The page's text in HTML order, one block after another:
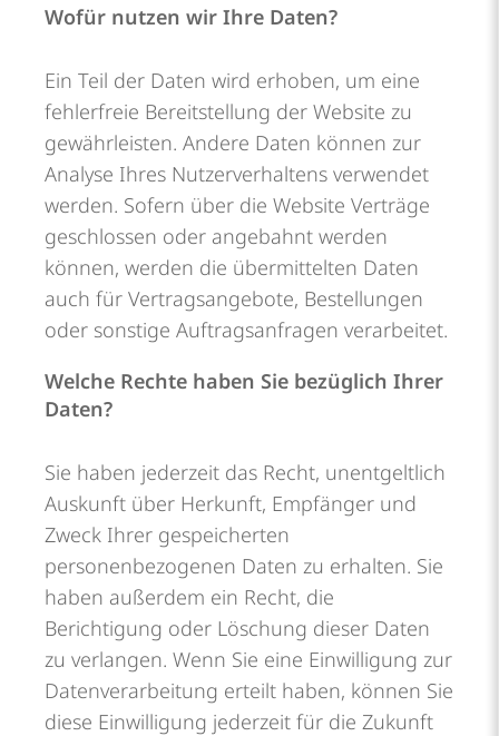
Wofür nutzen wir Ihre Daten?
Ein Teil der Daten wird erhoben, um eine
fehlerfreie Bereitstellung der Website zu
gewährleisten. Andere Daten können zur
Analyse Ihres Nutzerverhaltens verwendet
werden. Sofern über die Website Verträge
geschlossen oder angebahnt werden
können, werden die übermittelten Daten
auch für Vertragsangebote, Bestellungen
oder sonstige Auftragsanfragen verarbeitet.
Welche Rechte haben Sie bezüglich Ihrer
Daten?
Sie haben jederzeit das Recht, unentgeltlich
Auskunft über Herkunft, Empfänger und
Zweck Ihrer gespeicherten
personenbezogenen Daten zu erhalten. Sie
haben außerdem ein Recht, die
Berichtigung oder Löschung dieser Daten
zu verlangen. Wenn Sie eine Einwilligung zur
Datenverarbeitung erteilt haben, können Sie
diese Einwilligung jederzeit für die Zukunft